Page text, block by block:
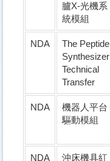
臚X-光機系
統模組
NDA
The Peptide
Synthesizer
Technical
Transfer
NDA
機器人平台
驅動模組
NDA 沖床機具紅